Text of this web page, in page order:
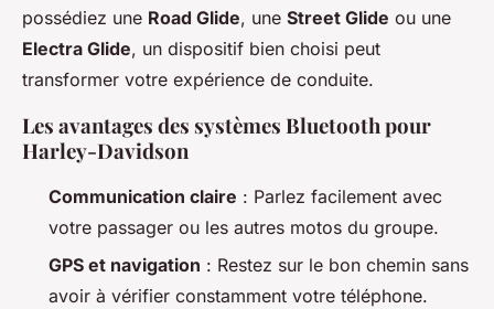
possédiez une Road Glide, une Street Glide ou une
Electra Glide, un dispositif bien choisi peut
transformer votre expérience de conduite.
Les avantages des systèmes Bluetooth pour
Harley-Davidson
Communication claire : Parlez facilement avec
votre passager ou les autres motos du groupe.
GPS et navigation : Restez sur le bon chemin sans
avoir à vérifier constamment votre téléphone.